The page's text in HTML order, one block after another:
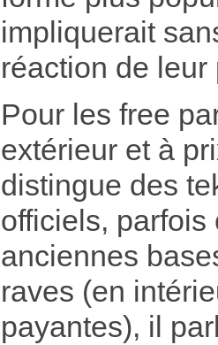
impliquerait
réaction de leur
Pour les free
extérieur et à
distingue des
officiels,
anciennes
raves (en
payantes), il